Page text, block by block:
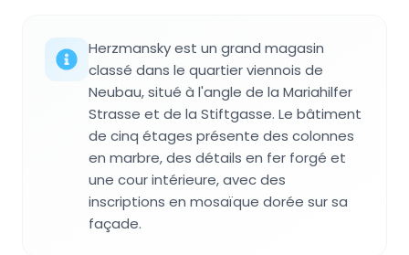
Herzmansky est un grand magasin
classé dans le quartier viennois de
Neubau, situé à l'angle de la Mariahilfer
Strasse et de la Stiftgasse. Le bâtiment
de cinq étages présente des colonnes
en marbre, des détails en fer forgé et
une cour intérieure, avec des
inscriptions en mosaïque dorée sur sa
façade.